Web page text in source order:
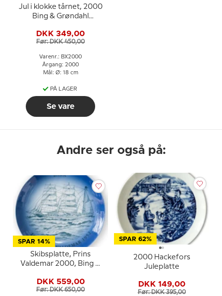
Jul i klokke tårnet, 2000
Bing & Grøndahl
DKK 349,00
Før: DKK 450,00
Varenr.: BX2000
Årgang: 2000
Mål: Ø: 18 cm
PÅ LAGER
Se vare
Andre ser også på:
SPAR 14%
Skibsplatte, Prins
Valdemar 2000, Bing &
DKK 559,00
Før: DKK 650,00
SPAR 62%
2000 Hackefors
Juleplatte
DKK 149,00
Før: DKK 395,00